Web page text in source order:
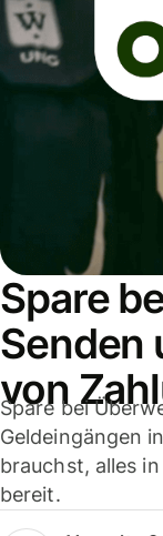
Spare
Senden
von
Spare bei
Geldeingängen
brauchst, alles
bereit.